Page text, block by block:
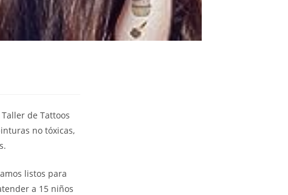
de Tattoos
no tóxicas,
listos para
a 15 niños